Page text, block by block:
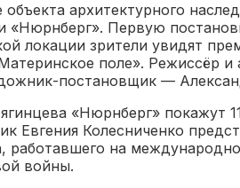
архитектурного
«Нюрнберг». Первую
локации зрители увидят
поле». Режиссёр
постановщик —
«Нюрнберг» покажут
Евгения Колесниченко
работавшего на
войны.